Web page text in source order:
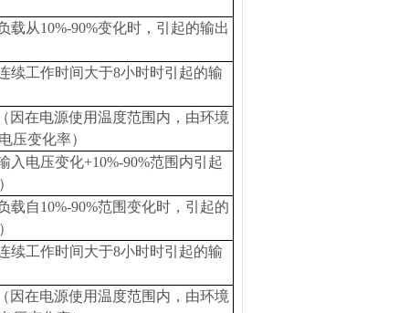
载从10%-90%变化时，引起的输出
续工作时间大于8小时时引起的输
因在电源使用温度范围内，由环境
压变化率）
入电压变化+10%-90%范围内引起
载自10%-90%范围变化时，引起的
续工作时间大于8小时时引起的输
因在电源使用温度范围内，由环境